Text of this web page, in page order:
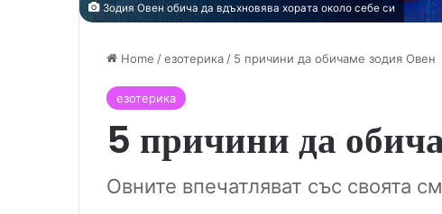
Зодия Овен обича да вдъхновява хората около себе си
Home /езотерика / 5 причини да обичаме зодия Овен
езотерика
5 причини да
Овните впечатляват със своята